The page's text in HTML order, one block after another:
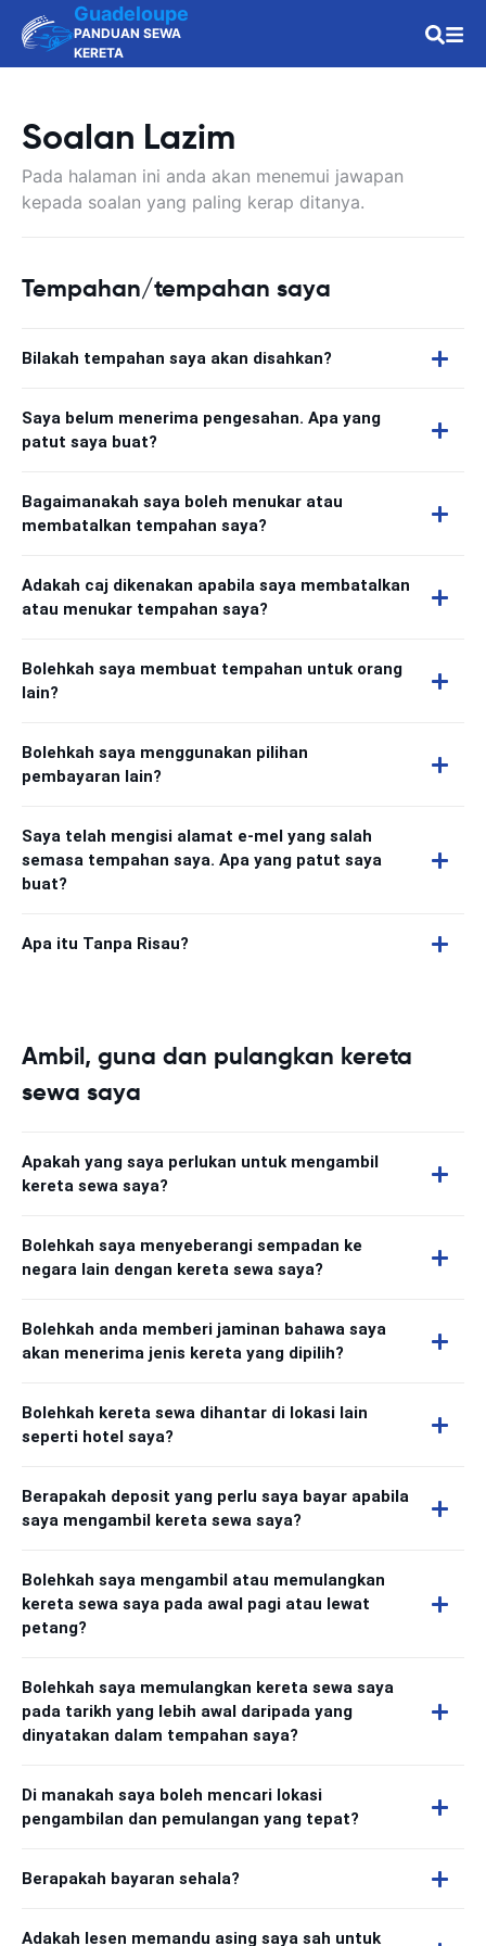
Guadeloupe
PANDUAN SEWA
KERETA
Soalan Lazim
Pada halaman ini anda akan menemui jawapan
kepada soalan yang paling kerap ditanya.
Tempahan/tempahan saya
Bilakah tempahan saya akan disahkan?
Saya belum menerima pengesahan. Apa yang
patut saya buat?
Bagaimanakah saya boleh menukar atau
membatalkan tempahan saya?
Adakah caj dikenakan apabila saya membatalkan
atau menukar tempahan saya?
Bolehkah saya membuat tempahan untuk orang
lain?
Bolehkah saya menggunakan pilihan
pembayaran lain?
Saya telah mengisi alamat e-mel yang salah
semasa tempahan saya. Apa yang patut saya
buat?
Apa itu Tanpa Risau?
Ambil, guna dan pulangkan kereta
sewa saya
Apakah yang saya perlukan untuk mengambil
kereta sewa saya?
Bolehkah saya menyeberangi sempadan ke
negara lain dengan kereta sewa saya?
Bolehkah anda memberi jaminan bahawa saya
akan menerima jenis kereta yang dipilih?
Bolehkah kereta sewa dihantar di lokasi lain
seperti hotel saya?
Berapakah deposit yang perlu saya bayar apabila
saya mengambil kereta sewa saya?
Bolehkah saya mengambil atau memulangkan
kereta sewa saya pada awal pagi atau lewat
petang?
Bolehkah saya memulangkan kereta sewa saya
pada tarikh yang lebih awal daripada yang
dinyatakan dalam tempahan saya?
Di manakah saya boleh mencari lokasi
pengambilan dan pemulangan yang tepat?
Berapakah bayaran sehala?
Adakah lesen memandu asing saya sah untuk